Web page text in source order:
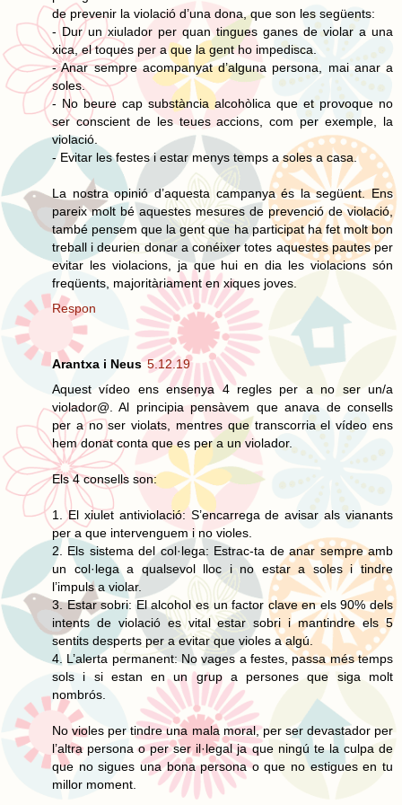
de prevenir la violació d’una dona, que son les següents:
- Dur un xiulador per quan tingues ganes de violar a una
xica, el toques per a que la gent ho impedisca.
- Anar sempre acompanyat d’alguna persona, mai anar a
soles.
- No beure cap substància alcohòlica que et provoque no
ser conscient de les teues accions, com per exemple, la
violació.
- Evitar les festes i estar menys temps a soles a casa.
La nostra opinió d’aquesta campanya és la següent. Ens
pareix molt bé aquestes mesures de prevenció de violació,
també pensem que la gent que ha participat ha fet molt bon
treball i deurien donar a conéixer totes aquestes pautes per
evitar les violacions, ja que hui en dia les violacions són
freqüents, majoritàriament en xiques joves.
Respon
Arantxa i Neus 5.12.19
Aquest vídeo ens ensenya 4 regles per a no ser un/a
violador@. Al principia pensàvem que anava de consells
per a no ser violats, mentres que transcorria el vídeo ens
hem donat conta que es per a un violador.
Els 4 consells son:
1. El xiulet antiviolació: S’encarrega de avisar als vianants
per a que intervenguem i no violes.
2. Els sistema del col·lega: Estrac-ta de anar sempre amb
un col·lega a qualsevol lloc i no estar a soles i tindre
l’impuls a violar.
3. Estar sobri: El alcohol es un factor clave en els 90% dels
intents de violació es vital estar sobri i mantindre els 5
sentits desperts per a evitar que violes a algú.
4. L’alerta permanent: No vages a festes, passa més temps
sols i si estan en un grup a persones que siga molt
nombrós.
No violes per tindre una mala moral, per ser devastador per
l’altra persona o per ser il·legal ja que ningú te la culpa de
que no sigues una bona persona o que no estigues en tu
millor moment.